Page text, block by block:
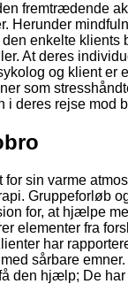
fremtrædende
Herunder
enkelte klients
At deres
og klient er
som
i deres rejse mod
for sin varme
Gruppeforløb
for, at hjælpe
elementer fra
har
sårbare
den hjælp; De har